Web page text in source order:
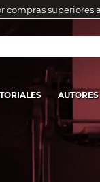
compras superiores
AUTORES